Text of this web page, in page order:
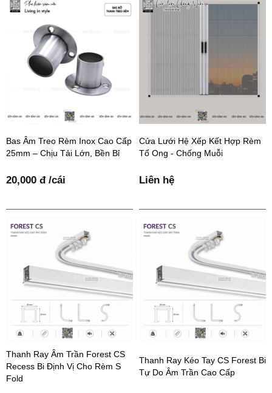
Bas Âm Treo Rèm Inox Cao Cấp
25mm – Chịu Tải Lớn, Bền Bỉ
20,000 đ /cái
Cửa Lưới Hệ Xếp Kết Hợp Rèm
Tổ Ong - Chống Muỗi
Liên hệ
Thanh Ray Âm Trần Forest CS
Recess Bi Định Vị Cho Rèm S
Fold
Thanh Ray Kéo Tay CS Forest Bi
Tự Do Âm Trần Cao Cấp